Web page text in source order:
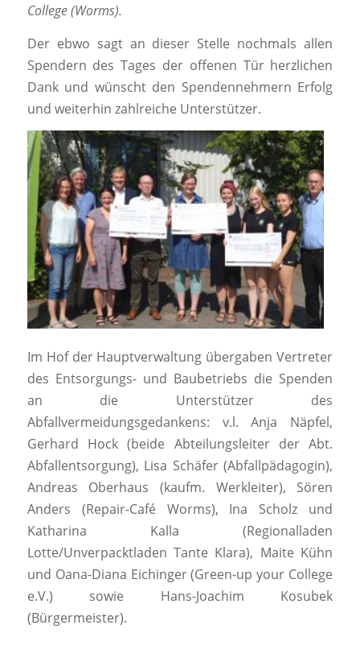
College (Worms).
Der ebwo sagt an dieser Stelle nochmals allen
Spendern des Tages der offenen Tür herzlichen
Dank und wünscht den Spendennehmern Erfolg
und weiterhin zahlreiche Unterstützer.
Im Hof der Hauptverwaltung übergaben Vertreter
des Entsorgungs- und Baubetriebs die Spenden
an die Unterstützer des
Abfallvermeidungsgedankens: v.l. Anja Näpfel,
Gerhard Hock (beide Abteilungsleiter der Abt.
Abfallentsorgung), Lisa Schäfer (Abfallpädagogin),
Andreas Oberhaus (kaufm. Werkleiter), Sören
Anders (Repair-Café Worms), Ina Scholz und
Katharina Kalla (Regionalladen
Lotte/Unverpacktladen Tante Klara), Maite Kühn
und Oana-Diana Eichinger (Green-up your College
e.V.) sowie Hans-Joachim Kosubek
(Bürgermeister).